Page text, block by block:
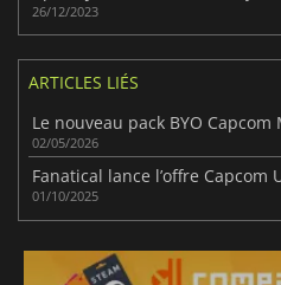
26/12/2023
ARTICLES LIÉS
02/05/2026
01/10/2025